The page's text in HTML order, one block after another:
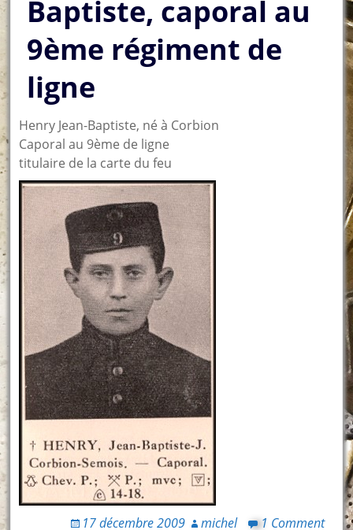
Baptiste, caporal au
9ème régiment de
ligne
Henry Jean-Baptiste, né à Corbion
Caporal au 9ème de ligne
titulaire de la carte du feu
17 décembre 2009 michel 1 Comment